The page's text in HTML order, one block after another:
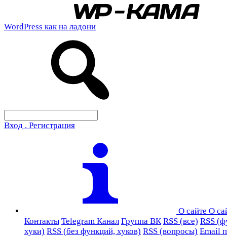
WordPress как на ладони
Вход . Регистрация
О сайте О
Контакты Telegram Канал Группа ВК RSS (все) RSS
хуки) RSS (без функций, хуков) RSS (вопросы) Email